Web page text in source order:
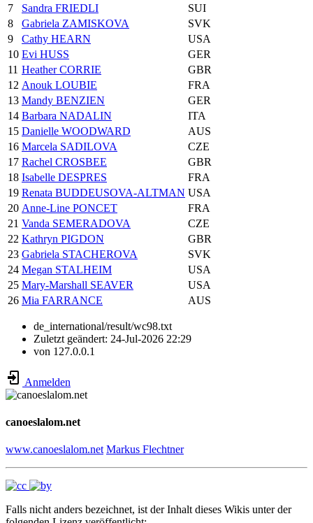
7
Sandra FRIEDLI
SUI
8
Gabriela ZAMISKOVA
SVK
9
Cathy HEARN
USA
10 Evi HUSS
GER
11 Heather CORRIE
GBR
12 Anouk LOUBIE
FRA
13 Mandy BENZIEN
GER
14 Barbara NADALIN
ITA
15 Danielle WOODWARD
AUS
16 Marcela SADILOVA
CZE
17 Rachel CROSBEE
GBR
18 Isabelle DESPRES
FRA
19 Renata BUDDEUSOVA-ALTMAN USA
20 Anne-Line PONCET
FRA
21 Vanda SEMERADOVA
CZE
22 Kathryn PIGDON
GBR
23 Gabriela STACHEROVA
SVK
24 Megan STALHEIM
USA
25 Mary-Marshall SEAVER
USA
26 Mia FARRANCE AUS
de_international/result/wc98.txt
Zuletzt geändert: 24-Jul-2026 22:29
von 127.0.0.1
Anmelden
canoeslalom.net
www.canoeslalom.net Markus Flechtner
Falls nicht anders bezeichnet, ist der Inhalt dieses Wikis unter der